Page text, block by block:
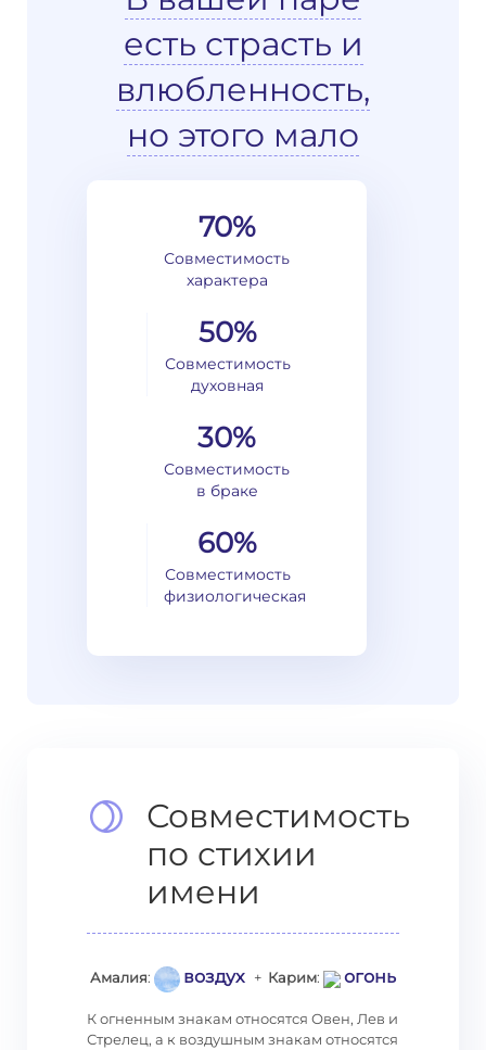
есть страсть и
влюбленность,
но этого мало
70%
Совместимость
характера
50%
Совместимость
духовная
30%
Совместимость
в браке
60%
Совместимость
физиологическая
Совместимость
по стихии
имени
Амалия: воздух+ Карим: огонь
К огненным знакам относятся Овен, Лев и
Стрелец, а к воздушным знакам относятся